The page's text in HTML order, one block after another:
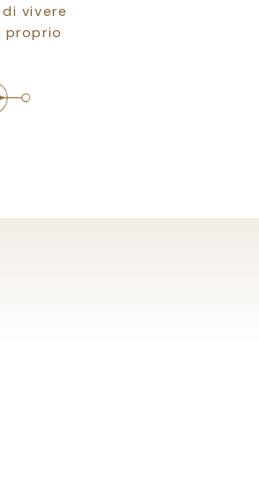
vivere
proprio